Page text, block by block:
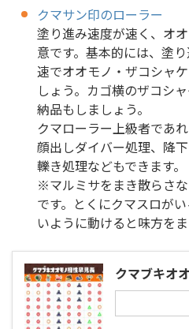
クマサン印のローラー
塗り進み速度が速く、オ
意です。基本的には、塗
速でオオモノ・ザコシャ
しょう。カゴ横のザコシ
納品もしましょう。
クマローラー上級者であ
顔出しダイバー処理、降
轢き処理などもできます。
※マルミサをまき散らさ
です。とくにクマスロが
いように動けると味方を
クマブキオ